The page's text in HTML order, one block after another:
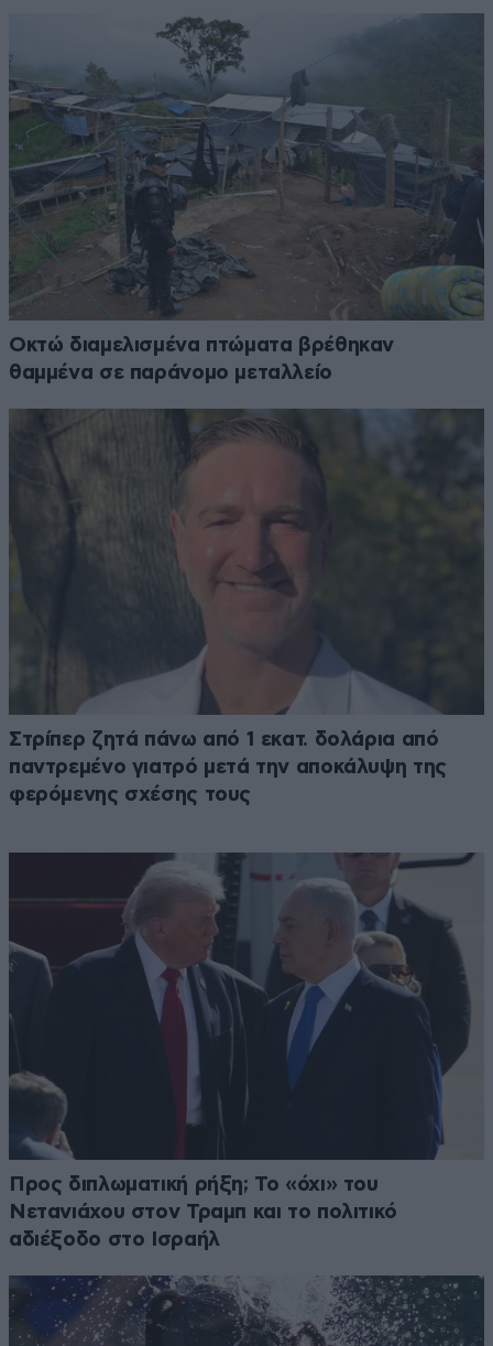
Οκτώ διαμελισμένα πτώματα βρέθηκαν
θαμμένα σε παράνομο μεταλλείο
Στρίπερ ζητά πάνω από 1 εκατ. δολάρια από
παντρεμένο γιατρό μετά την αποκάλυψη της
φερόμενης σχέσης τους
Προς διπλωματική ρήξη; Το «όχι» του
Νετανιάχου στον Τραμπ και το πολιτικό
αδιέξοδο στο Ισραήλ